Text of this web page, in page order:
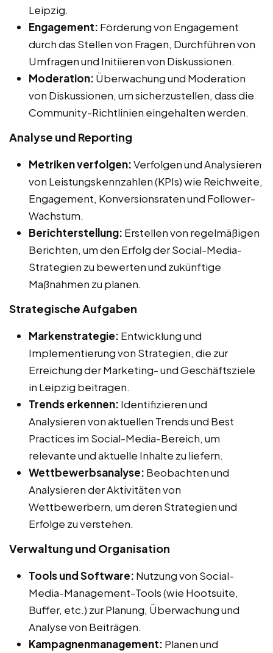
Leipzig.
Engagement: Förderung von Engagement
durch das Stellen von Fragen, Durchführen von
Umfragen und Initiieren von Diskussionen.
Moderation: Überwachung und Moderation
von Diskussionen, um sicherzustellen, dass die
Community-Richtlinien eingehalten werden.
Analyse und Reporting
Metriken verfolgen:Verfolgen und Analysieren
von Leistungskennzahlen (KPIs) wie Reichweite,
Engagement, Konversionsraten und Follower-
Wachstum.
Berichterstellung: Erstellen von regelmäßigen
Berichten, um den Erfolg der Social-Media-
Strategien zu bewerten und zukünftige
Maßnahmen zu planen.
Strategische Aufgaben
Markenstrategie: Entwicklung und
Implementierung von Strategien, die zur
Erreichung der Marketing- und Geschäftsziele
in Leipzig beitragen.
Trends erkennen: Identifizieren und
Analysieren von aktuellen Trends und Best
Practices im Social-Media-Bereich, um
relevante und aktuelle Inhalte zu liefern.
Wettbewerbsanalyse: Beobachten und
Analysieren der Aktivitäten von
Wettbewerbern, um deren Strategien und
Erfolge zu verstehen.
Verwaltung und Organisation
Tools und Software: Nutzung von Social-
Media-Management-Tools (wie Hootsuite,
Buffer, etc.) zur Planung, Überwachung und
Analyse von Beiträgen.
Kampagnenmanagement: Planen und